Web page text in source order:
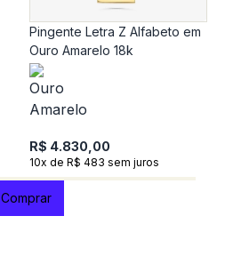
Pingente Letra Z Alfabeto em
Ouro Amarelo 18k
R$ 4.830,00
10x de R$ 483 sem juros
Comprar